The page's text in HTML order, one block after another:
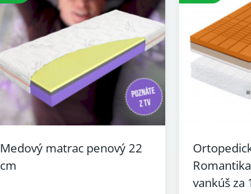
Medový matrac penový 22
cm
vankúš za